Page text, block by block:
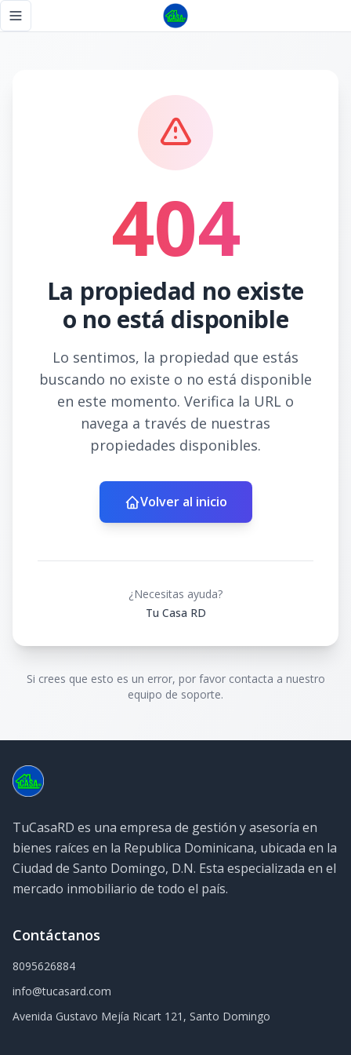
Toggle navigation menu
404
La propiedad no existe
o no está disponible
Lo sentimos, la propiedad que estás
buscando no existe o no está disponible
en este momento. Verifica la URL o
navega a través de nuestras
propiedades disponibles.
Volver al inicio
¿Necesitas ayuda?
Tu Casa RD
Si crees que esto es un error, por favor contacta a nuestro
equipo de soporte.
TuCasaRD es una empresa de gestión y asesoría en
bienes raíces en la Republica Dominicana, ubicada en la
Ciudad de Santo Domingo, D.N. Esta especializada en el
mercado inmobiliario de todo el país.
Contáctanos
8095626884
info@tucasard.com
Avenida Gustavo Mejía Ricart 121, Santo Domingo
Página no encontrada - Tu Casa RD